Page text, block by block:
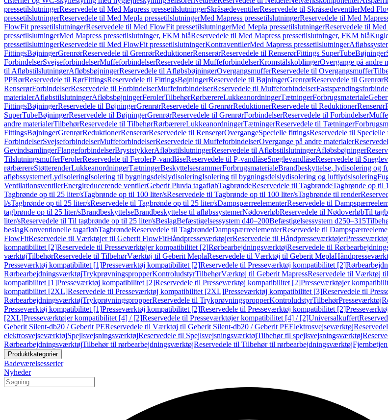
pressetilslutningerReservedele til Med Mapress pressetilslutningerSkråsædeventilerReservedele til SkråsædeventilerMed
pressetilslutningerReservedele til Med Mepla pressetilslutningerMed Mapress pressetilslutningerReservedele til Med
FlowFit pressetilslutningerReservedele til Med FlowFit pressetilslutningerMed Mepla pressetilslutningerReservedele til
pressetilslutningerMed Mapress pressetilslutninger, FKM blåReservedele til Med Mapress pressetilslutninger, FKM blå
pressetilslutningerReservedele til Med FlowFit pressetilslutningerKontraventilerMed Mapress pressetilslutninger
FittingsBøjningerGrenrørReservedele til GrenrørReduktionerRenserørReservedele til RenserørFittings SuperTubeBøjninger
ForbindelserSvejseforbindelserMuffeforbindelserReservedele til MuffeforbindelserKromstålskoblingerOvergange på andre
til AfløbstilslutningerAfløbsbøjningerReservedele til AfløbsbøjningerOvergangsmufferReservedele til Overgangsmuffer
PPRørReservedele til RørFittingsReservedele til FittingsBøjningerReservedele til BøjningerGrenrørReservedele til Grenrør
RenserørForbindelserReservedele til ForbindelserMuffeforbindelserReservedele til Muffeforbindelser
materialerAfløbstilslutningerAfløbsbøjningerFerolerTilbehørRørbærereLukkeanordningerTætningerForbrugsmateriale
FittingsBøjningerReservedele til BøjningerGrenrørReservedele til GrenrørReduktionerReservedele til ReduktionerRenserør
SuperTubeBøjningerReservedele til BøjningerGrenrørReservedele til GrenrørForbindelserReservedele til Forbindelser
andre materialerTilbehørReservedele til TilbehørRørbærereLukkeanordningerTætningerReservedele til Tætninger
FittingsBøjningerGrenrørReduktionerRenserørReservedele til RenserørOvergangeSpecielle fittingsReservedele til Specielle
ForbindelserSvejseforbindelserMuffeforbindelserReservedele til MuffeforbindelserOvergange på andre materialer
GevindsamlingerFlangeforbindelserBryststykkerAfløbstilslutningerReservedele til AfløbstilslutningerAfløbsbøjninger
TilslutningsmufferFerolerReservedele til FerolerP-vandlåseReservedele til P-vandlåseSneglevandlåseReservedele til
rørbærereStøtterenderLukkeanordningerTætningerBeskyttelsesrammerForbrugsmaterialeBrandbeskyttelse, lydisolering og
afløbssystemerLydisoleringIsolering til bygningsdelslydisoleringIsolering til bygningsdelslydisolering og luftlydsisolering
VentilationsventilerEnergireducerende ventilerGeberit Pluvia tagafløbTagbrøndeReservedele til TagbrøndeTagbrønde op til
Tagbrønde op til 25 liter/sTagbrønde op til 100 liter/sReservedele til Tagbrønde op til 100 liter/sTagbrønde til render
l/sTagbrønde op til 25 liter/sReservedele til Tagbrønde op til 25 liter/sDampspærreelementerReservedele til
tagbrønde op til 25 liter/sBrandbeskyttelseBrandbeskyttelse til afløbssystemerNødoverløbReservedele til NødoverløbTil
liter/sReservedele til Til tagbrønde op til 25 liter/sBeslagBefæstigelsessystem d40–200Befæstigelsessystem d250–315
beslagKonventionelle tagafløbTagbrøndeReservedele til TagbrøndeDampspærreelementerReservedele til
FlowFitReservedele til Værktøjer til Geberit FlowFitHåndpresseværktøjerReservedele til Håndpresseværktøjer
kompatibilitet [2]Reservedele til Presseværktøjer kompatibilitet [2]RørbearbejdningsværktøjReservedele til
værktøjTilbehørReservedele til TilbehørVærktøj til Geberit MeplaReservedele til Værktøj til Geberit Mepla
Presseværktøj kompatibilitet [1]Presseværktøj kompatibilitet [2]Reservedele til Presseværktøj kompatibilitet [2]
RørbearbejdningsværktøjTrykprøvningspropperKontroludstyrTilbehørVærktøj til Geberit MapressReservedele til Værktøj
kompatibilitet [1]Presseværktøj kompatibilitet [2]Reservedele til Presseværktøj kompatibilitet [2]Presseværktøjer
kompatibilitet [2XL]Reservedele til Presseværktøj kompatibilitet [2XL]Presseværktøj kompatibilitet [3]Reservedele til
RørbearbejdningsværktøjTrykprøvningspropperReservedele til TrykprøvningspropperKontroludstyrTilbehørPresseværktøj
Presseværktøj kompatibilitet [1]Presseværktøj kompatibilitet [2]Reservedele til Presseværktøj kompatibilitet [2]
[2XL]Presseværktøjer kompatibilitet [4] / [2]Reservedele til Presseværktøjer kompatibilitet [4] / [2]Universalkuffert
Geberit Silent-db20 / Geberit PEReservedele til Værktøj til Geberit Silent-db20 / Geberit PEElektrosvejseværktøj
elektrosvejseværktøjSpejlsvejsningsværktøjReservedele til SpejlsvejsningsværktøjTilbehør til spejlsvejsningsværktøj
RørbearbejdningsværktøjTilbehør til rørbearbejdningsværktøjReservedele til Tilbehør til rørbearbejdningsværktøj
Produktkategorier
Badeværelsesserier
Nyheder